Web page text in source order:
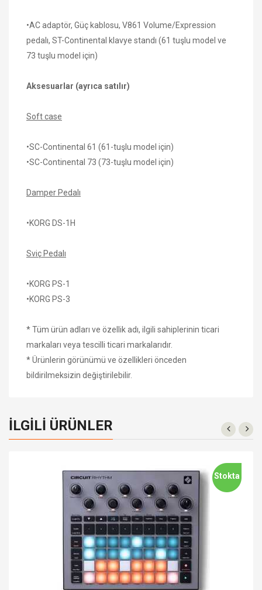
•AC adaptör, Güç kablosu, V861 Volume/Expression
pedalı, ST-Continental klavye standı (61 tuşlu model ve
73 tuşlu model için)
Aksesuarlar (ayrıca satılır)
Soft case
•SC-Continental 61 (61-tuşlu model için)
•SC-Continental 73 (73-tuşlu model için)
Damper Pedalı
•KORG DS-1H
Sviç Pedalı
•KORG PS-1
•KORG PS-3
* Tüm ürün adları ve özellik adı, ilgili sahiplerinin ticari
markaları veya tescilli ticari markalarıdır.
* Ürünlerin görünümü ve özellikleri önceden
bildirilmeksizin değiştirilebilir.
İLGILI ÜRÜNLER
Stokta